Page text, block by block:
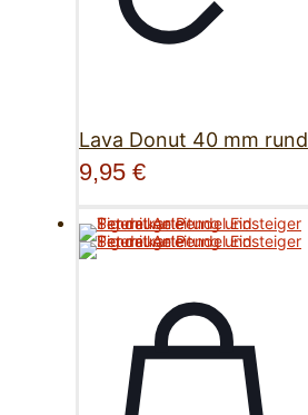
Lava Donut 40 mm rund
9,95 €